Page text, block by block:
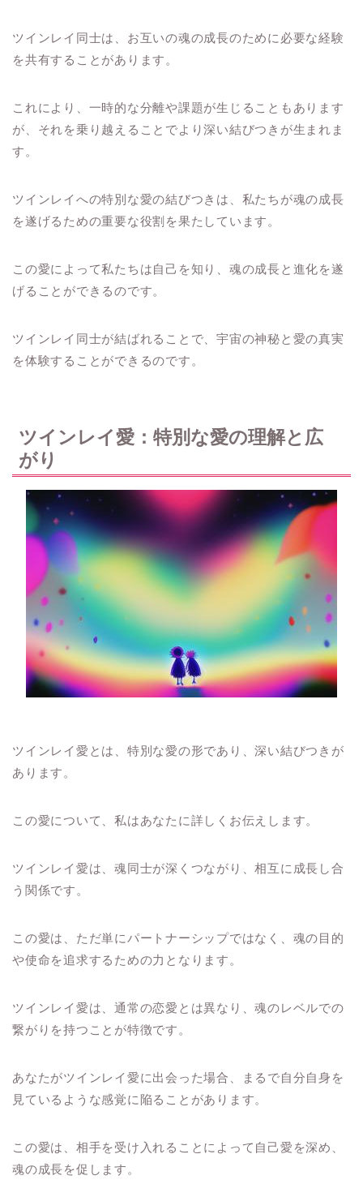
ツインレイ同士は、お互いの魂の成長のために必要な経験
を共有することがあります。
これにより、一時的な分離や課題が生じることもあります
が、それを乗り越えることでより深い結びつきが生まれま
す。
ツインレイへの特別な愛の結びつきは、私たちが魂の成長
を遂げるための重要な役割を果たしています。
この愛によって私たちは自己を知り、魂の成長と進化を遂
げることができるのです。
ツインレイ同士が結ばれることで、宇宙の神秘と愛の真実
を体験することができるのです。
ツインレイ愛：特別な愛の理解と広
がり
ツインレイ愛とは、特別な愛の形であり、深い結びつきが
あります。
この愛について、私はあなたに詳しくお伝えします。
ツインレイ愛は、魂同士が深くつながり、相互に成長し合
う関係です。
この愛は、ただ単にパートナーシップではなく、魂の目的
や使命を追求するための力となります。
ツインレイ愛は、通常の恋愛とは異なり、魂のレベルでの
繋がりを持つことが特徴です。
あなたがツインレイ愛に出会った場合、まるで自分自身を
見ているような感覚に陥ることがあります。
この愛は、相手を受け入れることによって自己愛を深め、
魂の成長を促します。